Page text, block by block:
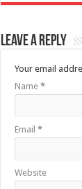
Leave a Reply
Your email
Name *
Email *
Website